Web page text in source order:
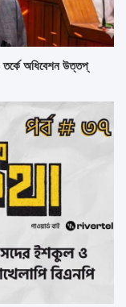
অধিবেশন উত্তপ্